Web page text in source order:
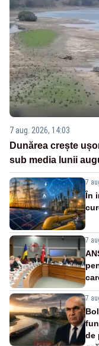
7 aug. 2026, 14:03
Dunărea crește
sub media lunii
7
În
7
7
de